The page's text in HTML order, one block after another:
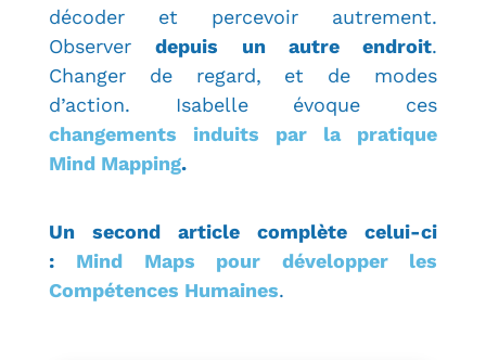
décoder et percevoir autrement.
Observerdepuis un autre endroit.
Changer de regard, et de modes
d’action. Isabelle évoque ces
changements induits par la pratique
Mind Mapping.
Un second article complète celui-ci
:
Mind Maps pour développer les
Compétences Humaines.